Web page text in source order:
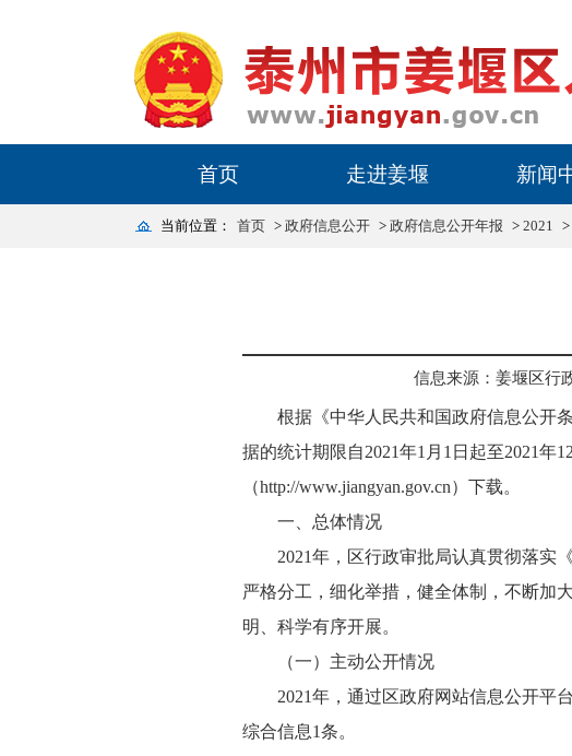
首页 走进姜堰 新闻
当前位置： 首页 > 政府信息公开 > 政府信息公开年报 > 2021 >
信息来源：姜堰区行
根据《中华人民共和国政府信息公开条
据的统计期限自2021年1月1日起至2021年
（http://www.jiangyan.gov.cn）下载。
一、总体情况
2021年，区行政审批局认真贯彻落实《
严格分工，细化举措，健全体制，不断加
明、科学有序开展。
（一）主动公开情况
2021年，通过区政府网站信息公开平台
综合信息1条。